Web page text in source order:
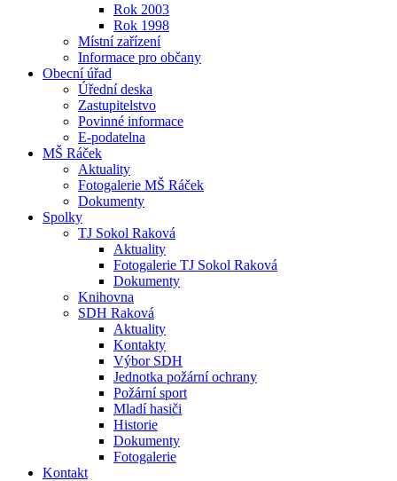
Rok 2003
Rok 1998
Místní zařízení
Informace pro občany
Obecní úřad
Úřední deska
Zastupitelstvo
Povinné informace
E-podatelna
MŠ Ráček
Aktuality
Fotogalerie MŠ Ráček
Dokumenty
Spolky
TJ Sokol Raková
Aktuality
Fotogalerie TJ Sokol Raková
Dokumenty
Knihovna
SDH Raková
Aktuality
Kontakty
Výbor SDH
Jednotka požární ochrany
Požární sport
Mladí hasiči
Historie
Dokumenty
Fotogalerie
Kontakt